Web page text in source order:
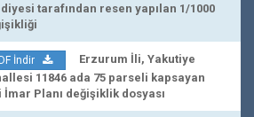
tarafından resen yapılan 1/1000
İndir
Erzurum İli, Yakutiye
11846 ada 75 parseli kapsayan
Planı değişiklik dosyası